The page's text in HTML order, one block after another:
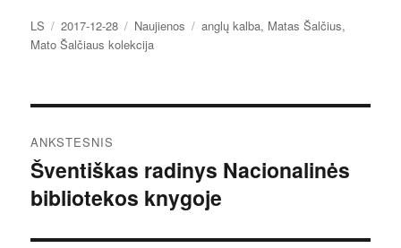
Autorius
LS Paskelbta
2017-12-28 Kategorijos
Naujienos Žymos
anglų kalba, Matas Šalčius,
Mato Šalčiaus kolekcija
tarp
įrašų
ANKSTESNIS
Ankstesnis
įrašas:
Šventiškas radinys Nacionalinės
bibliotekos knygoje